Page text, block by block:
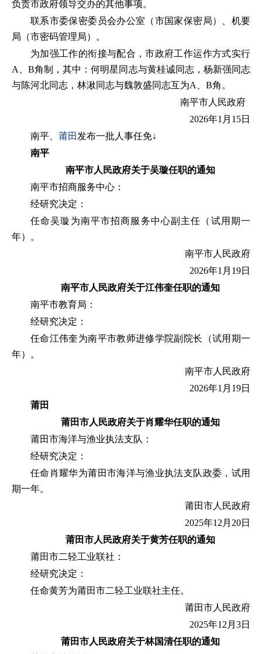
负责市政府领导交办的其他事项。
联系市委保密委员会办公室（市国家保密局）、机要
局（市密码管理局）。
为加强工作的衔接与配合，市政府工作运作方式实行
A、B角制，其中：何明星同志与黄桂诚同志，杨新强同志
与陈河北同志，林湫同志与魏敦盛同志互为A、B角。
南平市人民政府
2026年1月15日
南平、 莆田 发布一批人事任免↓
南平
南平市人民政府关于吴璇任职的通知
南平市招商服务中心：
经研究决定：
任命吴璇为南平市招商服务中心副主任（试用期一
年）。
南平市人民政府
2026年1月19日
南平市人民政府关于江伟奎任职的通知
南平市教育局：
经研究决定：
任命江伟奎为南平市教师进修学院副院长（试用期一
年）。
南平市人民政府
2026年1月19日
莆田
莆田市人民政府关于肖耀华任职的通知
莆田市海洋与渔业执法支队：
经研究决定：
任命肖耀华为莆田市海洋与渔业执法支队政委，试用
期一年。
莆田市人民政府
2025年12月20日
莆田市人民政府关于黄芳任职的通知
莆田市二轻工业联社：
经研究决定：
任命黄芳为莆田市二轻工业联社主任。
莆田市人民政府
2025年12月3日
莆田市人民政府关于林国清任职的通知